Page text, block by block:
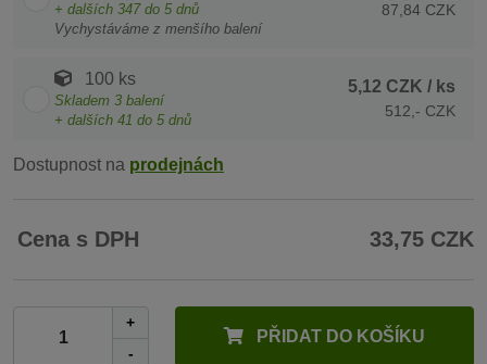
+ dalších 347do 5 dnů
Vychystáváme z menšího balení
87,84 CZK
100 ks
Skladem 3 balení
+ dalších 41 do 5 dnů
5,12 CZK / ks
512,- CZK
Dostupnost na prodejnách
Cena s DPH 33,75 CZK
+
-
PŘIDAT DO KOŠÍKU